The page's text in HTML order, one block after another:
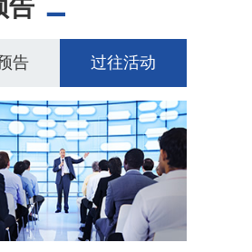
告
告 过往活动